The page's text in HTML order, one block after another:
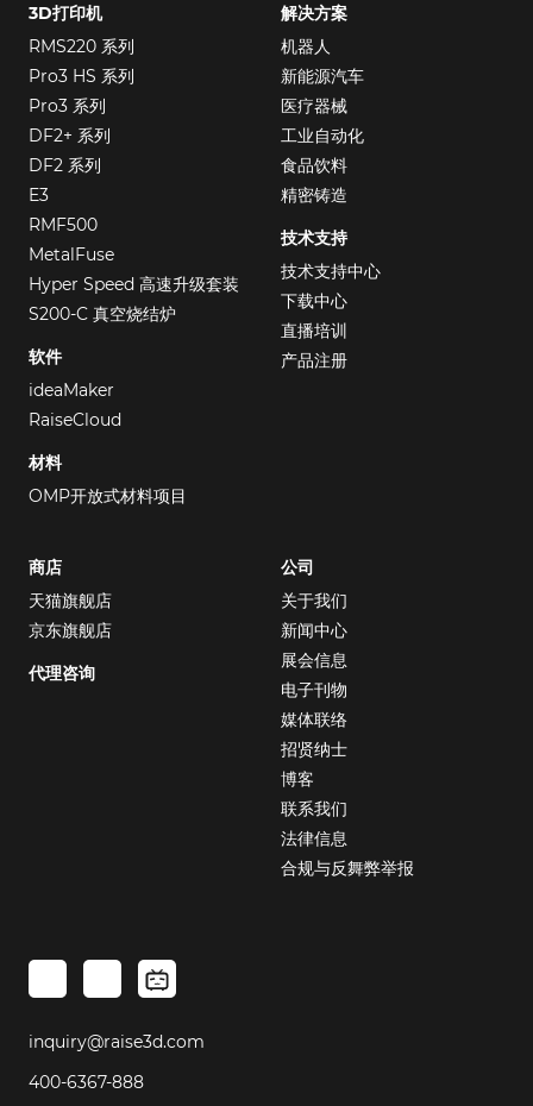
3D打印机
RMS220 系列
Pro3 HS 系列
Pro3 系列
DF2+ 系列
DF2 系列
E3
RMF500
MetalFuse
Hyper Speed 高速升级套装
S200-C 真空烧结炉
软件
ideaMaker
RaiseCloud
材料
OMP开放式材料项目
解决方案
机器人
新能源汽车
医疗器械
工业自动化
食品饮料
精密铸造
技术支持
技术支持中心
下载中心
直播培训
产品注册
商店
天猫旗舰店
京东旗舰店
代理咨询
公司
关于我们
新闻中心
展会信息
电子刊物
媒体联络
招贤纳士
博客
联系我们
法律信息
合规与反舞弊举报
inquiry@raise3d.com
400-6367-888